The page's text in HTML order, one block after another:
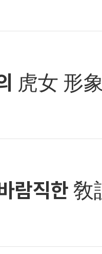
의 虎女 形
바람직한